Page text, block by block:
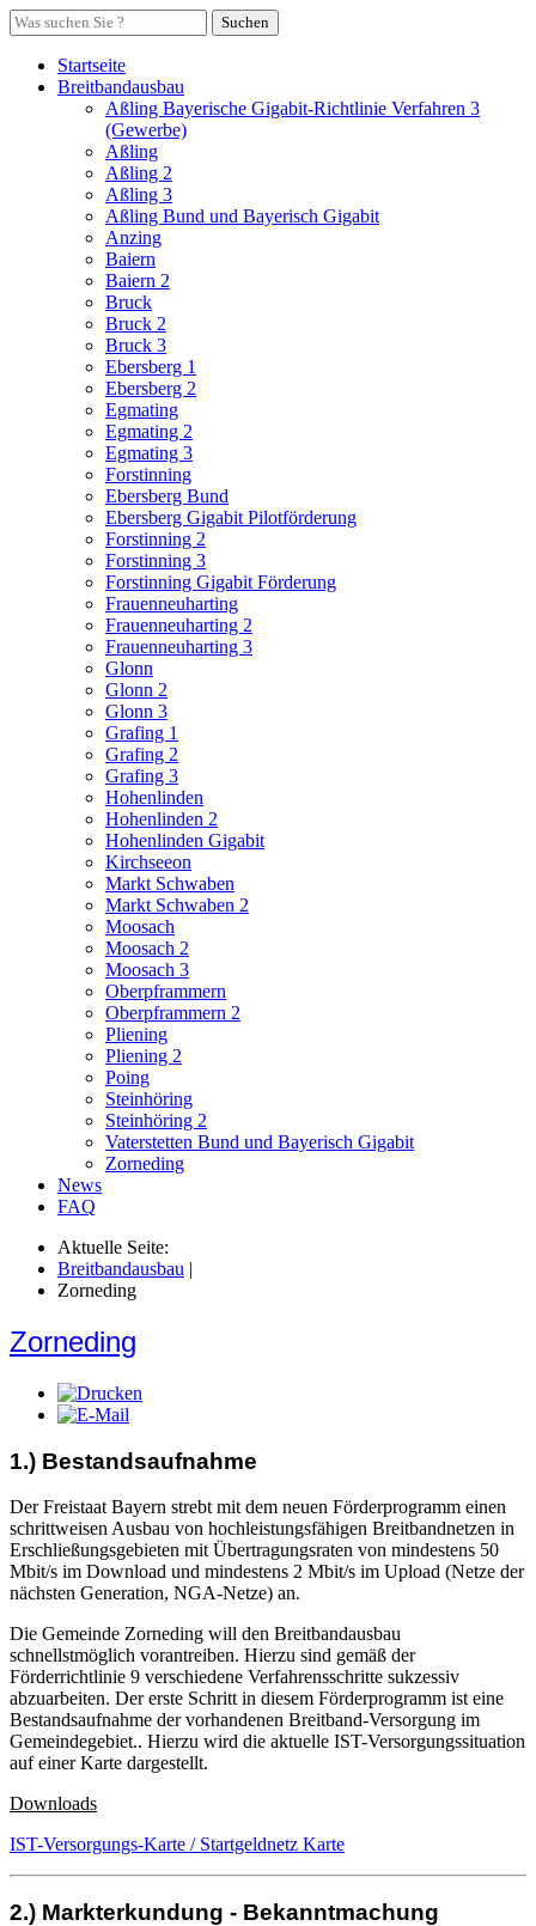
Suchen
Startseite
Breitbandausbau
Aßling Bayerische Gigabit-Richtlinie Verfahren 3
(Gewerbe)
Aßling
Aßling 2
Aßling 3
Aßling Bund und Bayerisch Gigabit
Anzing
Baiern
Baiern 2
Bruck
Bruck 2
Bruck 3
Ebersberg 1
Ebersberg 2
Egmating
Egmating 2
Egmating 3
Forstinning
Ebersberg Bund
Ebersberg Gigabit Pilotförderung
Forstinning 2
Forstinning 3
Forstinning Gigabit Förderung
Frauenneuharting
Frauenneuharting 2
Frauenneuharting 3
Glonn
Glonn 2
Glonn 3
Grafing 1
Grafing 2
Grafing 3
Hohenlinden
Hohenlinden 2
Hohenlinden Gigabit
Kirchseeon
Markt Schwaben
Markt Schwaben 2
Moosach
Moosach 2
Moosach 3
Oberpframmern
Oberpframmern 2
Pliening
Pliening 2
Poing
Steinhöring
Steinhöring 2
Vaterstetten Bund und Bayerisch Gigabit
Zorneding
News
FAQ
Aktuelle Seite:
Breitbandausbau |
Zorneding
Zorneding
1.) Bestandsaufnahme
Der Freistaat Bayern strebt mit dem neuen Förderprogramm einen
schrittweisen Ausbau von hochleistungsfähigen Breitbandnetzen in
Erschließungsgebieten mit Übertragungsraten von mindestens 50
Mbit/s im Download und mindestens 2 Mbit/s im Upload (Netze der
nächsten Generation, NGA-Netze) an.
Die Gemeinde Zorneding will den Breitbandausbau
schnellstmöglich vorantreiben. Hierzu sind gemäß der
Förderrichtlinie 9 verschiedene Verfahrensschritte sukzessiv
abzuarbeiten. Der erste Schritt in diesem Förderprogramm ist eine
Bestandsaufnahme der vorhandenen Breitband-Versorgung im
Gemeindegebiet.. Hierzu wird die aktuelle IST-Versorgungssituation
auf einer Karte dargestellt.
Downloads
IST-Versorgungs-Karte / Startgeldnetz Karte
2.) Markterkundung - Bekanntmachung